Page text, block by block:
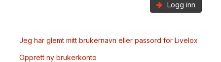
Logg inn
Jeg har glemt mitt brukernavn eller passord for Livelox
Opprett ny brukerkonto